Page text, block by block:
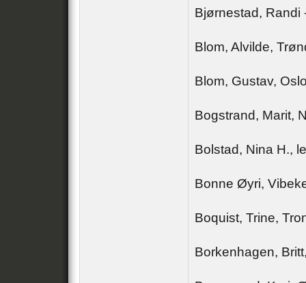
Bjørnestad,
Blom, Alvilde,
Blom, Gustav,
Bogstrand, Marit,
Bolstad, Nina H.,
Bonne Øyri,
Boquist, Trine,
Borkenhagen,